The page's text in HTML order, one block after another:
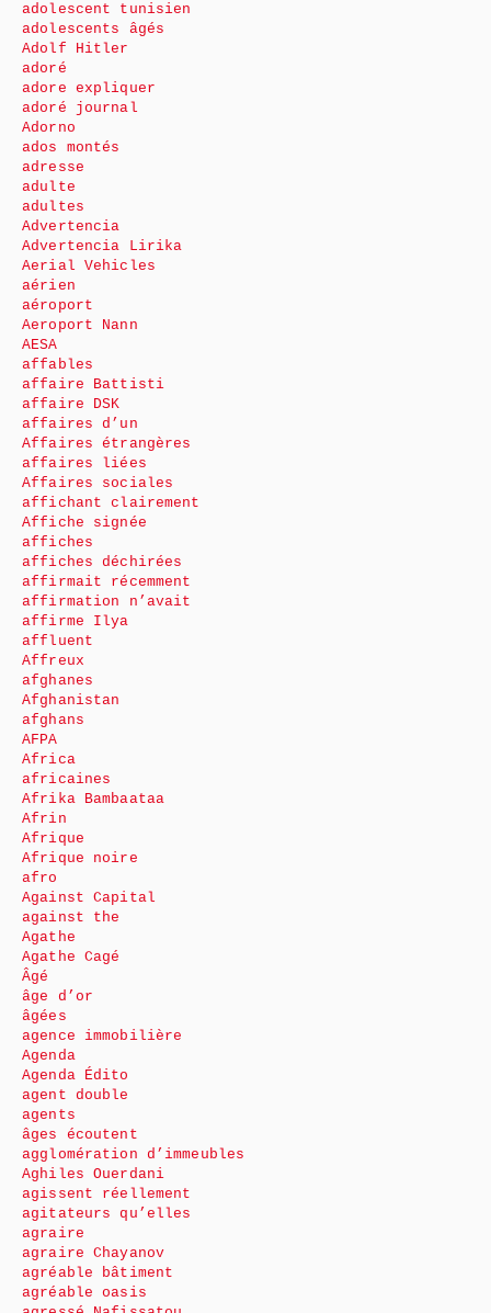
adolescent tunisien
adolescents âgés
Adolf Hitler
adoré
adore expliquer
adoré journal
Adorno
ados montés
adresse
adulte
adultes
Advertencia
Advertencia Lirika
Aerial Vehicles
aérien
aéroport
Aeroport Nann
AESA
affables
affaire Battisti
affaire DSK
affaires d’un
Affaires étrangères
affaires liées
Affaires sociales
affichant clairement
Affiche signée
affiches
affiches déchirées
affirmait récemment
affirmation n’avait
affirme Ilya
affluent
Affreux
afghanes
Afghanistan
afghans
AFPA
Africa
africaines
Afrika Bambaataa
Afrin
Afrique
Afrique noire
afro
Against Capital
against the
Agathe
Agathe Cagé
Âgé
âge d’or
âgées
agence immobilière
Agenda
Agenda Édito
agent double
agents
âges écoutent
agglomération d’immeubles
Aghiles Ouerdani
agissent réellement
agitateurs qu’elles
agraire
agraire Chayanov
agréable bâtiment
agréable oasis